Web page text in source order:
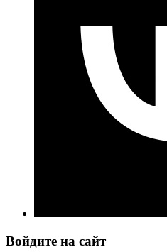
Войдите на сайт